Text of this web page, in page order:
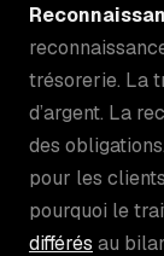
trésorerie. La
d’argent. La
des
pour les
pourquoi le
différés au